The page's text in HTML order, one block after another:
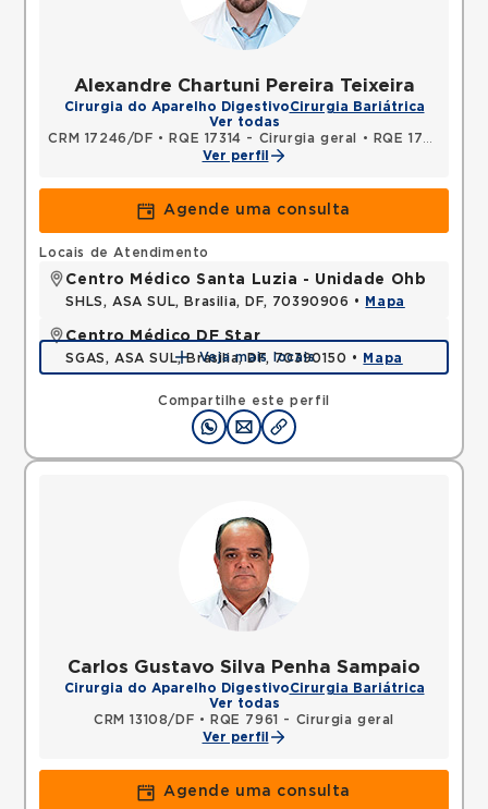
Alexandre Chartuni Pereira Teixeira
Cirurgia do Aparelho DigestivoCirurgia Bariátrica
Ver todas
CRM 17246/DF • RQE 17314 - Cirurgia geral •
RQE 17315 - Cirurgia do aparelho digestivo
Ver perfil
Agende uma consulta
Compartilhe este perfil
Locais de Atendimento
Centro Médico Santa Luzia - Unidade Ohb
SHLS, ASA SUL, Brasilia, DF, 70390906 • Mapa
Centro Médico DF Star
SGAS, ASA SUL, Brasilia, DF, 70390150 • Mapa
Veja mais locais
Carlos Gustavo Silva Penha Sampaio
Cirurgia do Aparelho DigestivoCirurgia Bariátrica
Ver todas
CRM 13108/DF •
RQE 7961 - Cirurgia geral
Ver perfil
Agende uma consulta